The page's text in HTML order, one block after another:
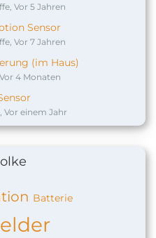
Vor 5 Jahren
Sensor
Vor 7 Jahren
(im Haus)
4 Monaten
Vor einem Jahr
Batterie